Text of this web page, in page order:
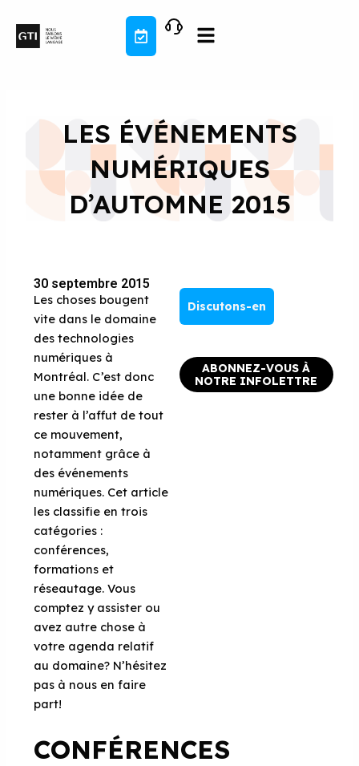
contenu
LES ÉVÉNEMENTS
NUMÉRIQUES
D’AUTOMNE 2015
30 septembre 2015
Les choses bougent
vite dans le domaine
des technologies
numériques à
Montréal. C’est donc
une bonne idée de
rester à l’affut de tout
ce mouvement,
notamment grâce à
des événements
numériques. Cet article
les classifie en trois
catégories :
conférences,
formations et
réseautage. Vous
comptez y assister ou
avez autre chose à
votre agenda relatif
au domaine? N’hésitez
pas à nous en faire
part!
CONFÉRENCES
Discutons-en
ABONNEZ-VOUS À
NOTRE INFOLETTRE